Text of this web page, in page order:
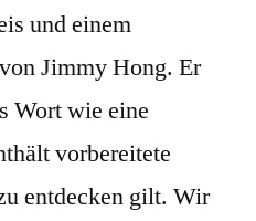
und einem
Jimmy Hong. Er
Wort wie eine
vorbereitete
entdecken gilt. Wir